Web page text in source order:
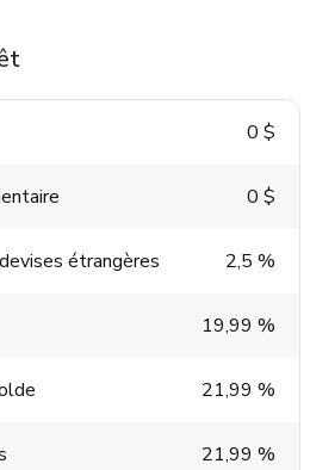
0 $
0 $
étrangères 2,5 %
19,99 %
21,99 %
21,99 %